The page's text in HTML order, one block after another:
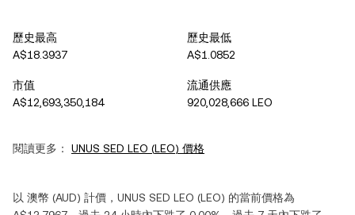
歷史最高
A$18.3937
歷史最低
A$1.0852
市值
A$12,693,350,184
流通供應
920,028,666 LEO
閱讀更多： UNUS SED LEO (LEO) 價格
以 澳幣 (AUD) 計價， UNUS SED LEO (LEO) 的當前價格為